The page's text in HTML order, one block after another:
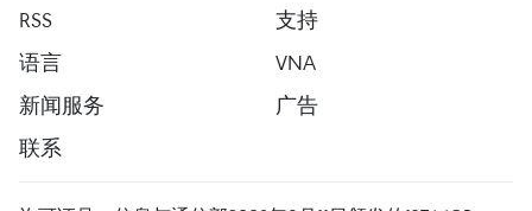
RSS
支持
语言
VNA
新闻服务
广告
联系